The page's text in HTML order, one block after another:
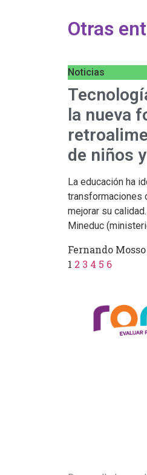
Otras
Noticias
la nueva
de niños
La educación ha
transformaciones
mejorar su
Mineduc
Fernando Mosso
1 2 3 4 5 6